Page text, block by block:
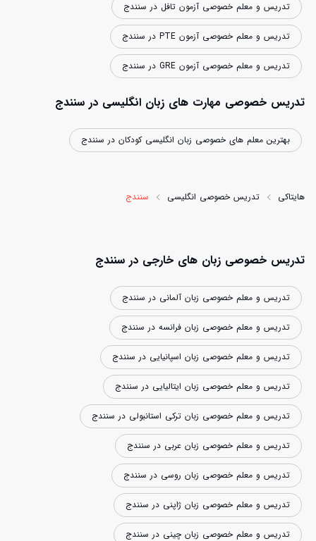
تدریس و معلم خصوصی آزمون تافل در سنندج
تدریس و معلم خصوصی آزمون PTE در سنندج
تدریس و معلم خصوصی آزمون GRE در سنندج
تدریس خصوصی مهارت های زبان انگلیسی در سنندج
بهترین معلم های خصوصی زبان انگلیسی کودکان در سنندج
هایتاکی تدریس خصوصی انگلیسی سنندج
تدریس خصوصی زبان های خارجی در سنندج
تدریس و معلم خصوصی زبان آلمانی در سنندج
تدریس و معلم خصوصی زبان فرانسه در سنندج
تدریس و معلم خصوصی زبان اسپانیایی در سنندج
تدریس و معلم خصوصی زبان ایتالیایی در سنندج
تدریس و معلم خصوصی زبان ترکی استانبولی در سنندج
تدریس و معلم خصوصی زبان عربی در سنندج
تدریس و معلم خصوصی زبان روسی در سنندج
تدریس و معلم خصوصی زبان ژاپنی در سنندج
تدریس و معلم خصوصی زبان چینی در سنندج